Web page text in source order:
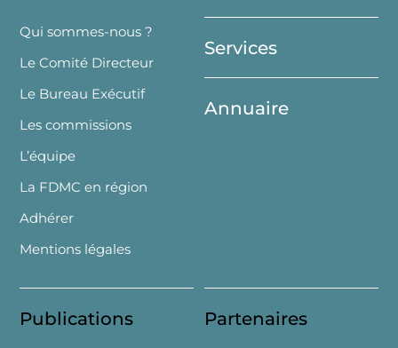
Top
Qui sommes-nous ?
Le Comité Directeur
Le Bureau Exécutif
Les commissions
L’équipe
La FDMC en région
Adhérer
Mentions légales
Services
Annuaire
Publications Partenaires